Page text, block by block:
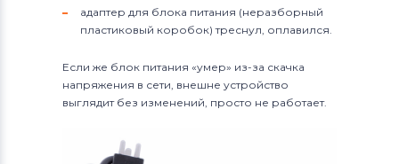
адаптер для блока питания (неразборный
пластиковый коробок) треснул, оплавился.
Если же блок питания «умер» из-за скачка
напряжения в сети, внешне устройство
выглядит без изменений, просто не работает.